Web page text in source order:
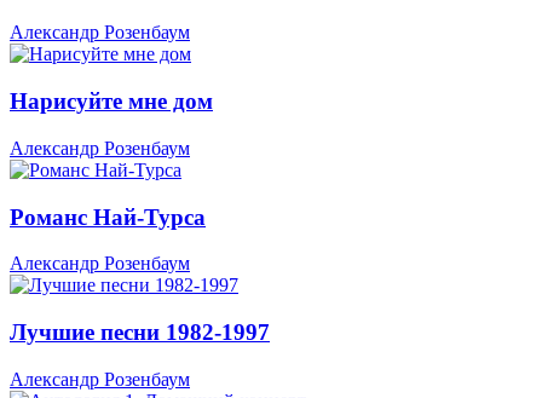
Александр Розенбаум
Нарисуйте мне дом
Александр Розенбаум
Романс Най-Турса
Александр Розенбаум
Лучшие песни 1982-1997
Александр Розенбаум